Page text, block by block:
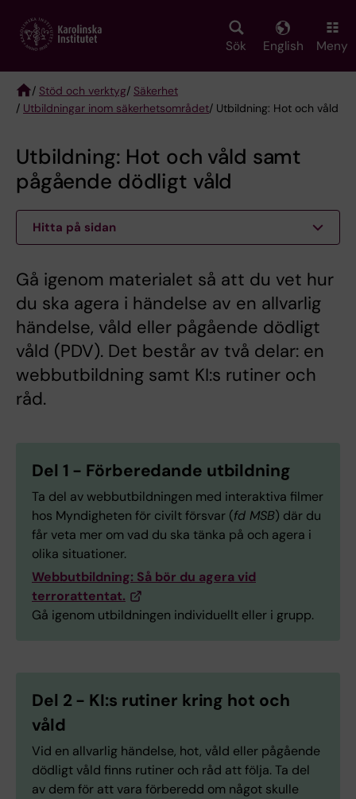
main
Sök English Meny
Breadcrumb
/ Stöd och verktyg/ Säkerhet
/ Utbildningar inom säkerhetsområdet/ Utbildning: Hot och våld
Utbildning: Hot och våld samt
pågående dödligt våld
Hitta på sidan
Gå igenom materialet så att du vet hur
du ska agera i händelse av en allvarlig
händelse, våld eller pågående dödligt
våld (PDV). Det består av två delar: en
webbutbildning samt KI:s rutiner och
råd.
Del 1 - Förberedande utbildning
Ta del av webbutbildningen med interaktiva filmer
hos Myndigheten för civilt försvar (fd MSB) där du
får veta mer om vad du ska tänka på och agera i
olika situationer.
Webbutbildning: Så bör du agera vid
terrorattentat.
Gå igenom utbildningen individuellt eller i grupp.
Del 2 - KI:s rutiner kring hot och
våld
Vid en allvarlig händelse, hot, våld eller pågående
dödligt våld finns rutiner och råd att följa. Ta del
av dem för att vara förberedd om något skulle